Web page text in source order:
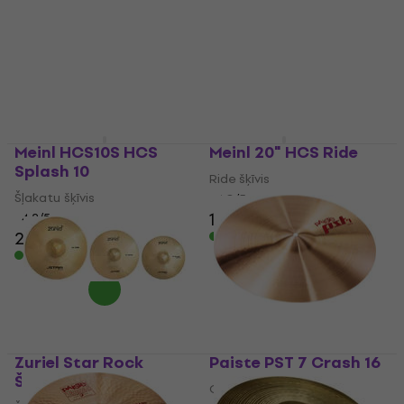
Meinl HCS10S HCS
Splash 10
Šļakatu šķīvis
4,2/5
29,80 €
Ir noliktavā
Meinl 20" HCS Ride
Ride šķīvis
4,8 /5
106 €
Ir noliktavā
Zuriel Star Rock
Šķīvju komplekts
Paiste PST 7 Crash 16
Crash šķīvis